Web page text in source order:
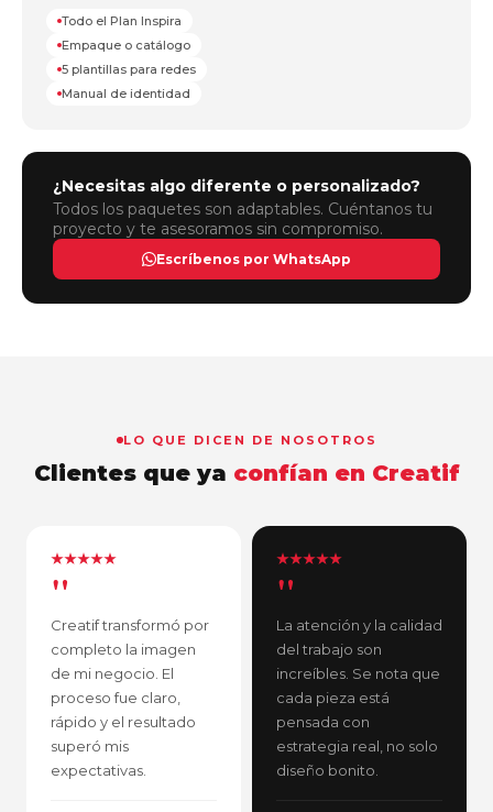
Todo el Plan Inspira
Empaque o catálogo
5 plantillas para redes
Manual de identidad
¿Necesitas algo diferente o personalizado?
Todos los paquetes son adaptables. Cuéntanos tu
proyecto y te asesoramos sin compromiso.
Escríbenos por WhatsApp
LO QUE DICEN DE NOSOTROS
Clientes que ya confían en Creatif
"
Creatif transformó por
completo la imagen
de mi negocio. El
proceso fue claro,
rápido y el resultado
superó mis
expectativas.
"
La atención y la calidad
del trabajo son
increíbles. Se nota que
cada pieza está
pensada con
estrategia real, no solo
diseño bonito.